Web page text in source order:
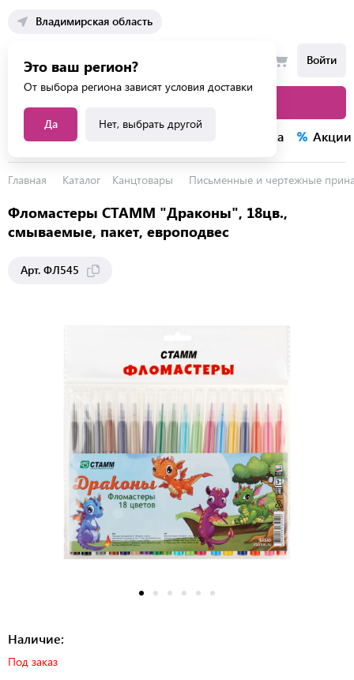
Владимирская область
Это ваш регион?
От выбора региона зависят условия доставки
Да Нет, выбрать другой
Войти
Каталог услуг Распродажа Акции
Главная Каталог Канцтовары Письменные и чертежные
Фломастеры СТАММ "Драконы", 18цв.,
смываемые, пакет, европодвес
Арт. ФЛ545
Наличие:
Под заказ